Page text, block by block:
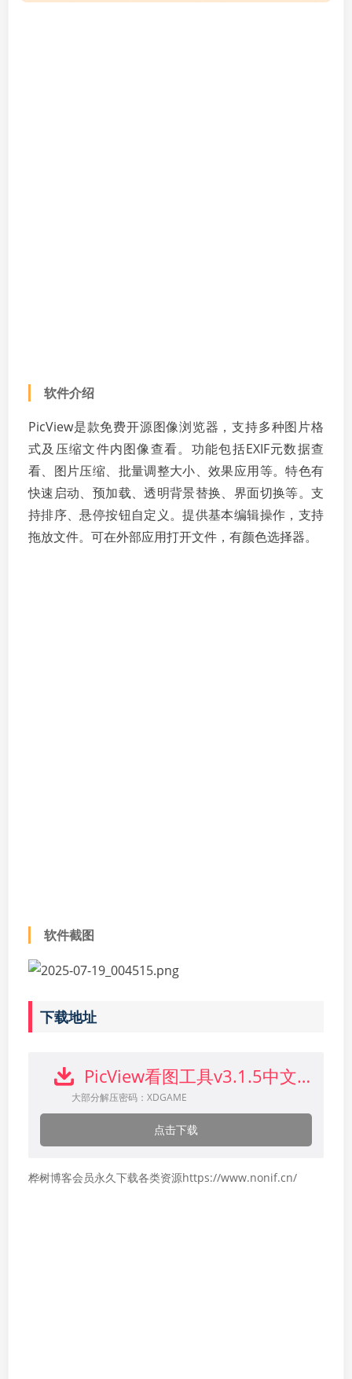
软件介绍
PicView是款免费开源图像浏览器，支持多种图片格
式及压缩文件内图像查看。功能包括EXIF元数据查
看、图片压缩、批量调整大小、效果应用等。特色有
快速启动、预加载、透明背景替换、界面切换等。支
持排序、悬停按钮自定义。提供基本编辑操作，支持
拖放文件。可在外部应用打开文件，有颜色选择器。
软件截图
下载地址
PicView看图工具v3.1.5中文版下载
大部分解压密码：XDGAME
点击下载
桦树博客会员永久下载各类资源https://www.nonif.cn/